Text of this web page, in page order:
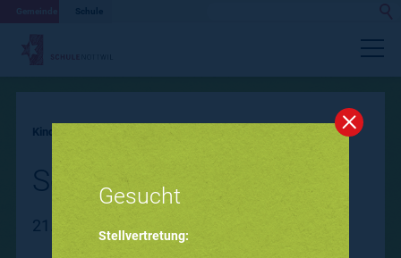
Schulangebot
Organisation
Schule
Kindergarten Primarschule
Schulfasnacht 2024
21. Februar 2024
Gesucht
Stellvertretung: